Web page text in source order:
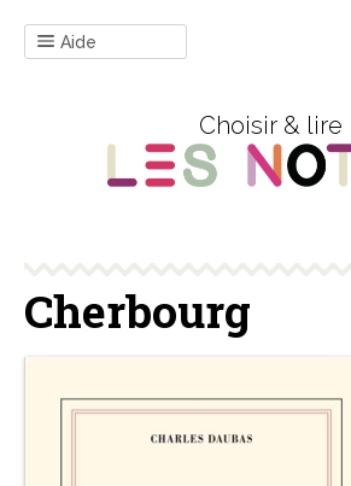
Aide
Choisir & lire
Cherbourg